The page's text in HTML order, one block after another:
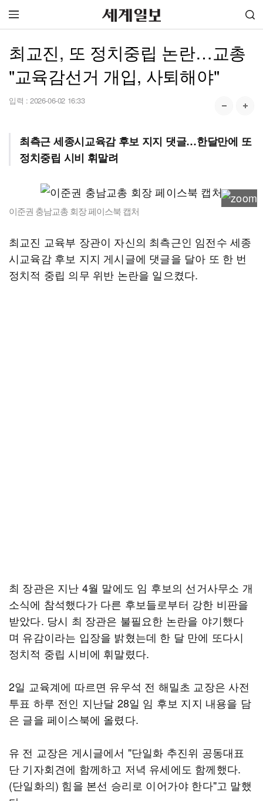
최교진, 또 정치중립 논란…교총
"교육감선거 개입, 사퇴해야"
입력 : 2026-06-02 16:33
최측근 세종시교육감 후보 지지 댓글…한달만에 또
정치중립 시비 휘말려
이준권 충남교총 회장 페이스북 캡처
최교진 교육부 장관이 자신의 최측근인 임전수 세종
시교육감 후보 지지 게시글에 댓글을 달아 또 한 번
정치적 중립 의무 위반 논란을 일으켰다.
최 장관은 지난 4월 말에도 임 후보의 선거사무소 개
소식에 참석했다가 다른 후보들로부터 강한 비판을
받았다. 당시 최 장관은 불필요한 논란을 야기했다
며 유감이라는 입장을 밝혔는데 한 달 만에 또다시
정치적 중립 시비에 휘말렸다.
2일 교육계에 따르면 유우석 전 해밀초 교장은 사전
투표 하루 전인 지난달 28일 임 후보 지지 내용을 담
은 글을 페이스북에 올렸다.
유 전 교장은 게시글에서 "단일화 추진위 공동대표
단 기자회견에 함께하고 저녁 유세에도 함께했다.
(단일화의) 힘을 본선 승리로 이어가야 한다"고 말했